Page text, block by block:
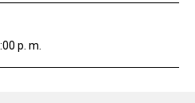
p. m.